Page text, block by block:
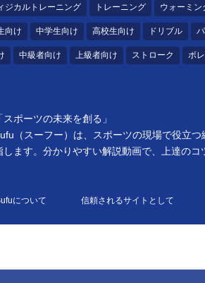
ジカルトレーニング トレーニング ウォーミン
向け 中学生向け 高校生向け ドリブル
中級者向け 上級者向け ストローク ボ
「スポーツの未来を創る」
（スーフー）は、スポーツの現場で役立
します。分かりやすい解説動画で、上達の
について 信頼されるサイトとして